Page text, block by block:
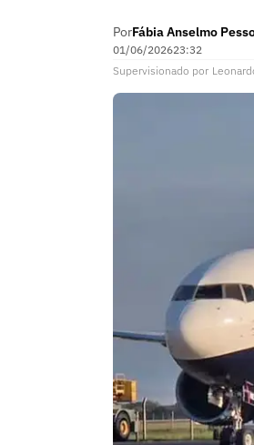
PorFábia Anselmo
01/06/202623:32
Supervisionado por